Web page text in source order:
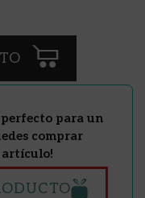
perfecto para un
comprar
artículo!